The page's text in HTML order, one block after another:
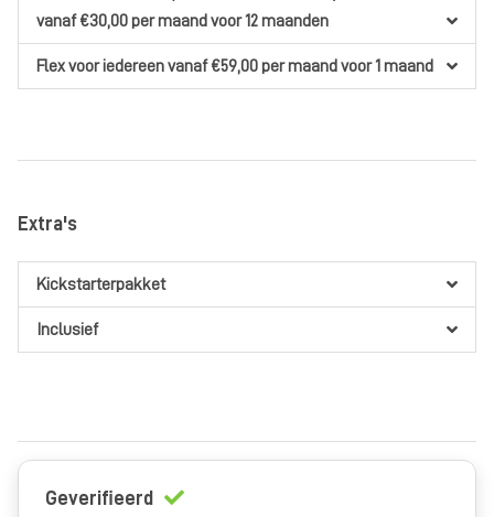
vanaf €30,00per maand voor 12 maanden
Flexvoor iedereenvanaf €59,00per maand voor 1 maand
Extra's
Kickstarterpakket
Inclusief
Geverifieerd